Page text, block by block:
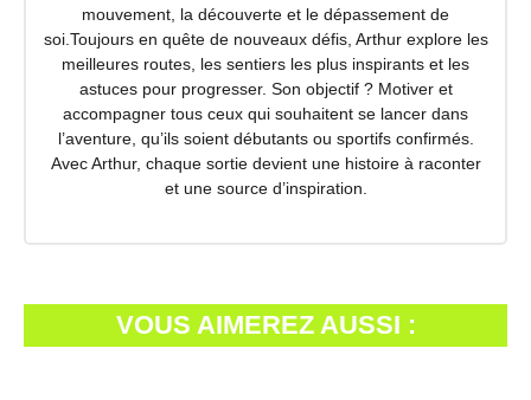
mouvement, la découverte et le dépassement de
soi.Toujours en quête de nouveaux défis, Arthur explore les
meilleures routes, les sentiers les plus inspirants et les
astuces pour progresser. Son objectif ? Motiver et
accompagner tous ceux qui souhaitent se lancer dans
l’aventure, qu’ils soient débutants ou sportifs confirmés.
Avec Arthur, chaque sortie devient une histoire à raconter
et une source d’inspiration.
VOUS AIMEREZ AUSSI :